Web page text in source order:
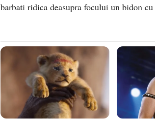
barbati ridica deasupra focului un bidon